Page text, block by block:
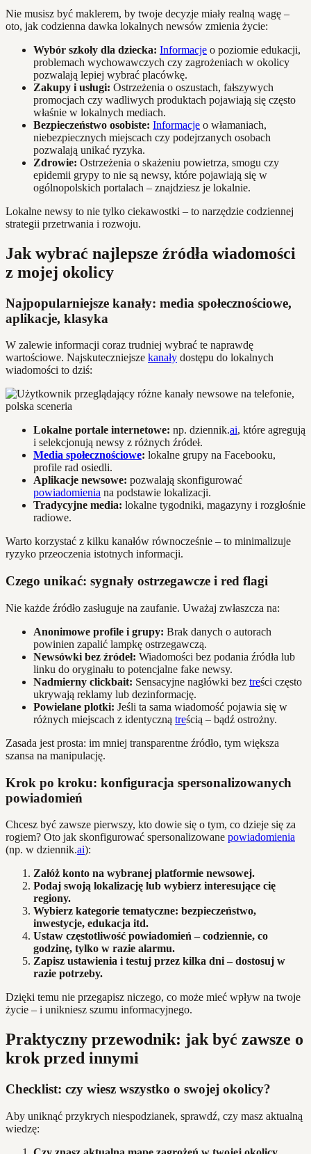
Nie musisz być maklerem, by twoje decyzje miały realną wagę –
oto, jak codzienna dawka lokalnych newsów zmienia życie:
Wybór szkoły dla dziecka: Informacje o poziomie edukacji,
problemach wychowawczych czy zagrożeniach w okolicy
pozwalają lepiej wybrać placówkę.
Zakupy i usługi: Ostrzeżenia o oszustach, fałszywych
promocjach czy wadliwych produktach pojawiają się często
właśnie w lokalnych mediach.
Bezpieczeństwo osobiste: Informacje o włamaniach,
niebezpiecznych miejscach czy podejrzanych osobach
pozwalają unikać ryzyka.
Zdrowie: Ostrzeżenia o skażeniu powietrza, smogu czy
epidemii grypy to nie są newsy, które pojawiają się w
ogólnopolskich portalach – znajdziesz je lokalnie.
Lokalne newsy to nie tylko ciekawostki – to narzędzie codziennej
strategii przetrwania i rozwoju.
Jak wybrać najlepsze źródła wiadomości
z mojej okolicy
Najpopularniejsze kanały: media społecznościowe,
aplikacje, klasyka
W zalewie informacji coraz trudniej wybrać te naprawdę
wartościowe. Najskuteczniejsze kanały dostępu do lokalnych
wiadomości to dziś:
Lokalne portale internetowe: np. dziennik.ai, które agregują
i selekcjonują newsy z różnych źródeł.
Media społecznościowe: lokalne grupy na Facebooku,
profile rad osiedli.
Aplikacje newsowe: pozwalają skonfigurować
powiadomienia na podstawie lokalizacji.
Tradycyjne media: lokalne tygodniki, magazyny i rozgłośnie
radiowe.
Warto korzystać z kilku kanałów równocześnie – to minimalizuje
ryzyko przeoczenia istotnych informacji.
Czego unikać: sygnały ostrzegawcze i red flagi
Nie każde źródło zasługuje na zaufanie. Uważaj zwłaszcza na:
Anonimowe profile i grupy: Brak danych o autorach
powinien zapalić lampkę ostrzegawczą.
Newsówki bez źródeł: Wiadomości bez podania źródła lub
linku do oryginału to potencjalne fake newsy.
Nadmierny clickbait: Sensacyjne nagłówki bez treści często
ukrywają reklamy lub dezinformację.
Powielane plotki: Jeśli ta sama wiadomość pojawia się w
różnych miejscach z identyczną treścią – bądź ostrożny.
Zasada jest prosta: im mniej transparentne źródło, tym większa
szansa na manipulację.
Krok po kroku: konfiguracja spersonalizowanych
powiadomień
Chcesz być zawsze pierwszy, kto dowie się o tym, co dzieje się za
rogiem? Oto jak skonfigurować spersonalizowane powiadomienia
(np. w dziennik.ai):
Załóż konto na wybranej platformie newsowej.
Podaj swoją lokalizację lub wybierz interesujące cię
regiony.
Wybierz kategorie tematyczne: bezpieczeństwo,
inwestycje, edukacja itd.
Ustaw częstotliwość powiadomień – codziennie, co
godzinę, tylko w razie alarmu.
Zapisz ustawienia i testuj przez kilka dni – dostosuj w
razie potrzeby.
Dzięki temu nie przegapisz niczego, co może mieć wpływ na twoje
życie – i unikniesz szumu informacyjnego.
Praktyczny przewodnik: jak być zawsze o
krok przed innymi
Checklist: czy wiesz wszystko o swojej okolicy?
Aby uniknąć przykrych niespodzianek, sprawdź, czy masz aktualną
wiedzę: